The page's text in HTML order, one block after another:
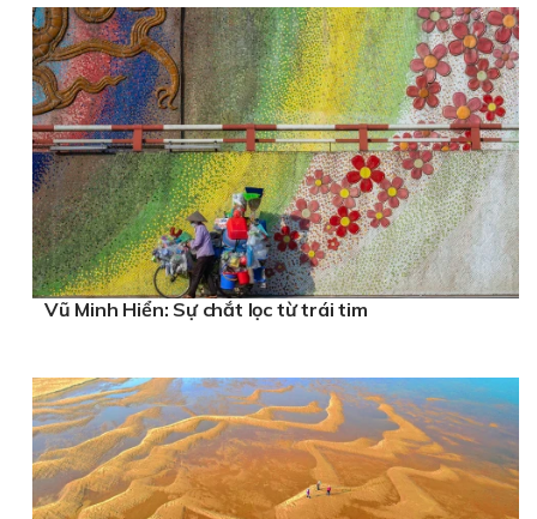
Vũ Minh Hiển: Sự chắt lọc từ trái tim